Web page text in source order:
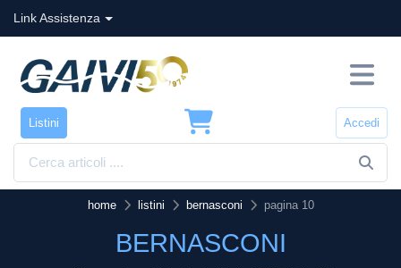
Link Assistenza
Listini Accedi
home listini bernasconi pagina 10
BERNASCONI